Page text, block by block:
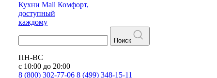
Кухни Mall Комфорт,
доступный
каждому
Поиск
ПН-ВС
с 10:00 до 20:00
8 (800) 302-77-06 8 (499) 348-15-11